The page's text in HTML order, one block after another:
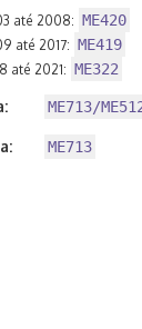
até 2008: ME420
até 2017: ME419
até 2021: ME322
ME713/
ME713